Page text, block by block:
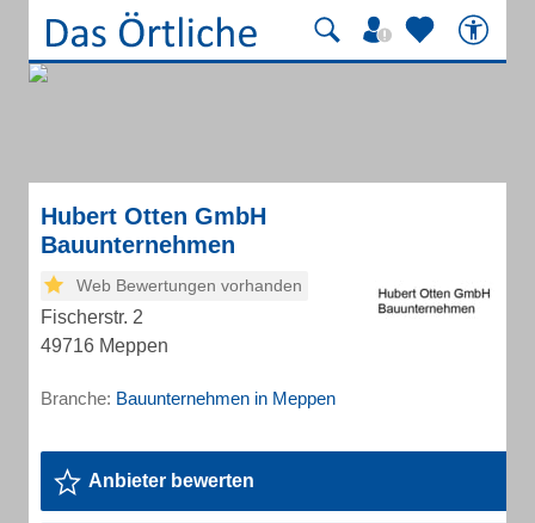
Hubert Otten GmbH
Bauunternehmen
Web Bewertungen vorhanden
Fischerstr. 2
49716 Meppen
Branche: Bauunternehmen in Meppen
Anbieter bewerten